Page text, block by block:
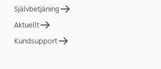
Självbetjäning
Aktuellt
Kundsupport